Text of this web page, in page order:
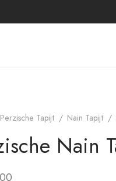
Perzische Tapijt / Nain Tapijt /
Nain